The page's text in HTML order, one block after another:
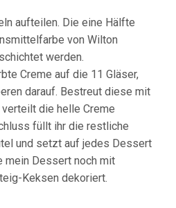
aufteilen. Die eine Hälfte
von Wilton
werden.
Creme auf die 11 Gläser,
darauf. Bestreut diese mit
die helle Creme
füllt ihr die restliche
und setzt auf jedes Dessert
mein Dessert noch mit
Keksen dekoriert.